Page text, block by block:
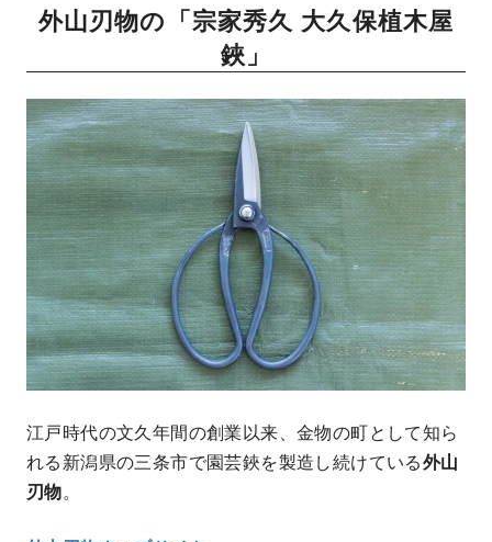
外山刃物の「宗家秀久 大久保植木屋
鋏」
江戸時代の文久年間の創業以来、金物の町として知ら
れる新潟県の三条市で園芸鋏を製造し続けている外山
刃物。